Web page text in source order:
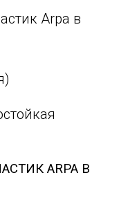
Arpa в
ARPA В